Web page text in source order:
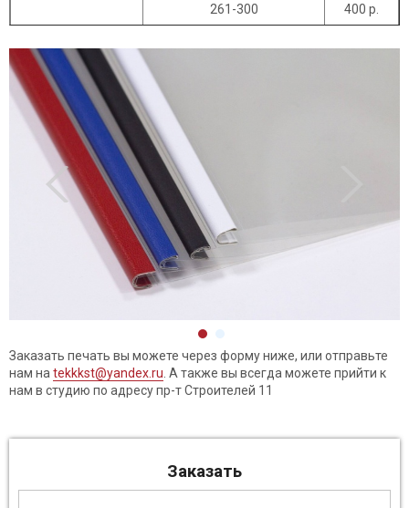
261-300 400 р.
Заказать печать вы можете через форму ниже, или отправьте
нам наtekkkst@yandex.ru. А также вы всегда можете прийти к
нам в студию по адресу пр-т Строителей 11
Заказать